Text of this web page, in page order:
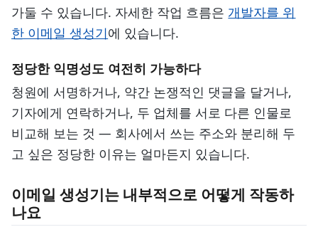
가둘 수 있습니다. 자세한 작업 흐름은개발자를 위
한 이메일 생성기에 있습니다.
정당한 익명성도 여전히 가능하다
청원에 서명하거나, 약간 논쟁적인 댓글을 달거나,
기자에게 연락하거나, 두 업체를 서로 다른 인물로
비교해 보는 것 — 회사에서 쓰는 주소와 분리해 두
고 싶은 정당한 이유는 얼마든지 있습니다.
이메일 생성기는 내부적으로 어떻게 작동하
나요